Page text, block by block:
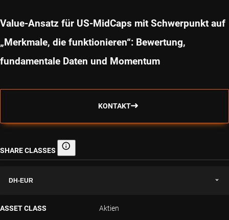
Value-Ansatz für US-MidCaps mit Schwerpunkt auf
„Merkmale, die funktionieren“: Bewertung,
fundamentale Daten und Momentum
KONTAKT
SHARE CLASSES Share classes
DH-EUR
ASSET CLASS Aktien